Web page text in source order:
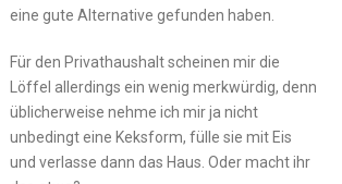
eine gute Alternative gefunden haben.
Für den Privathaushalt scheinen mir die
Löffel allerdings ein wenig merkwürdig, denn
üblicherweise nehme ich mir ja nicht
unbedingt eine Keksform, fülle sie mit Eis
und verlasse dann das Haus. Oder macht ihr